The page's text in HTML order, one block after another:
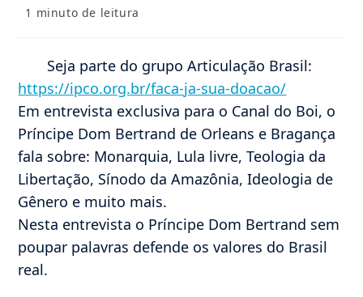
Tempo
1 minuto de leitura
Seja parte do grupo Articulação Brasil:
https://ipco.org.br/faca-ja-sua-doacao/
Em entrevista exclusiva para o Canal do Boi, o
Príncipe Dom Bertrand de Orleans e Bragança
fala sobre: Monarquia, Lula livre, Teologia da
Libertação, Sínodo da Amazônia, Ideologia de
Gênero e muito mais.
Nesta entrevista o Príncipe Dom Bertrand sem
poupar palavras defende os valores do Brasil
real.